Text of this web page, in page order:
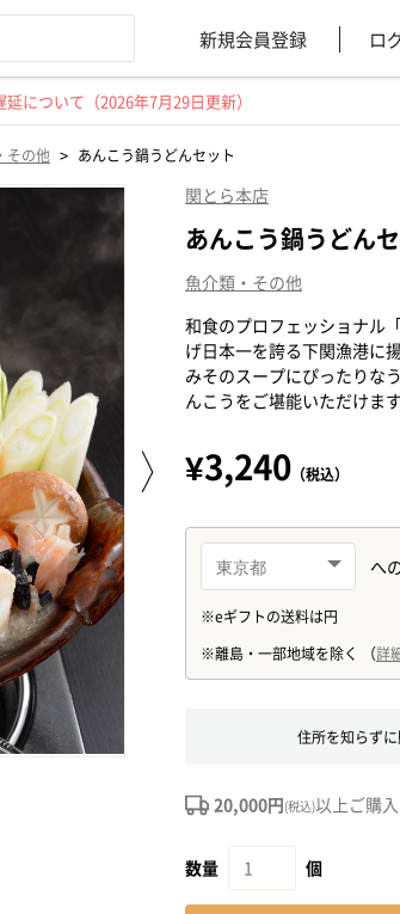
新規会員登録 ロ
について（2026年7月29日更新）
その他 > あんこう鍋うどんセット
関とら本店
あんこう鍋うどん
魚介類・その他
和食のプロフェッショナル
げ日本一を誇る下関漁港に
みそのスープにぴったりな
んこうをご堪能いただけます
¥3,240 （税込）
住所を知らず
20,000円(税込)以上ご購
数量 個